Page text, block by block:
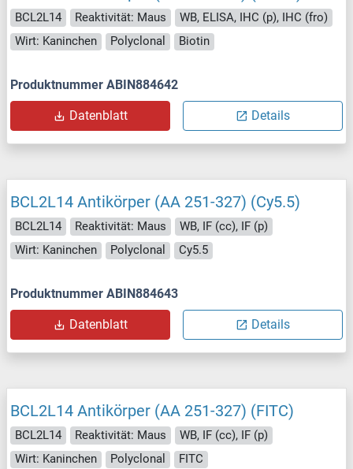
BCL2L14 Reaktivität: Maus
WB, ELISA, IHC (p), IHC (fro)
Wirt: Kaninchen
Polyclonal Biotin
Produktnummer ABIN884642
Datenblatt Details
BCL2L14 Antikörper (AA 251-327) (Cy5.5)
BCL2L14 Reaktivität: Maus
WB, IF (cc), IF (p)
Wirt: Kaninchen
Polyclonal Cy5.5
Produktnummer ABIN884643
Datenblatt Details
BCL2L14 Antikörper (AA 251-327) (FITC)
BCL2L14 Reaktivität: Maus
WB, IF (cc), IF (p)
Wirt: Kaninchen
Polyclonal FITC